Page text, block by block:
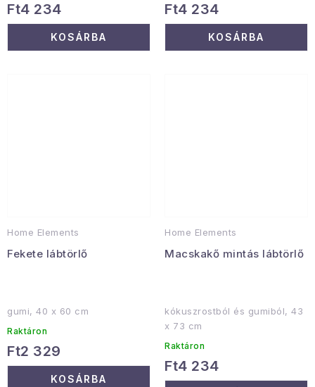
Ft4 234
KOSÁRBA
Ft4 234
KOSÁRBA
Home Elements
Fekete lábtörlő
gumi, 40 x 60 cm
Raktáron
Ft2 329
KOSÁRBA
Home Elements
Macskakő mintás lábtörlő
kókuszrostból és gumiból, 43
x 73 cm
Raktáron
Ft4 234